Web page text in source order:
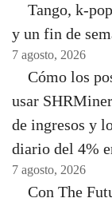
Tango, k-
y un fin de
7 agosto, 2026
Cómo los
usar
de ingresos y
diario del 4%
7 agosto, 2026
Con The